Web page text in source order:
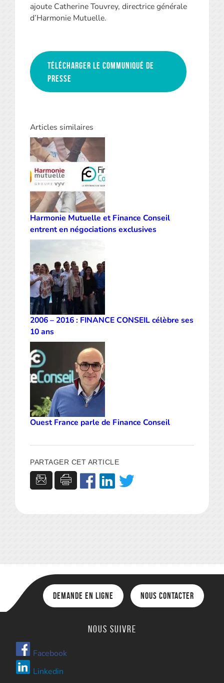
ajoute Catherine Touvrey, directrice générale
d’Harmonie Mutuelle.
Télécharger le communiqué de
presse
Articles similaires
Harmonie Mutuelle et Finance Conseil
entrent en négociations exclusives
2006 – 2016 : FINANCE CONSEIL célèbre ses
10 ans
Ouest France parle de Finance Conseil
PARTAGER CET ARTICLE
Demande en ligne Nous contacter
Nous suivre
Facebook
Linkedin